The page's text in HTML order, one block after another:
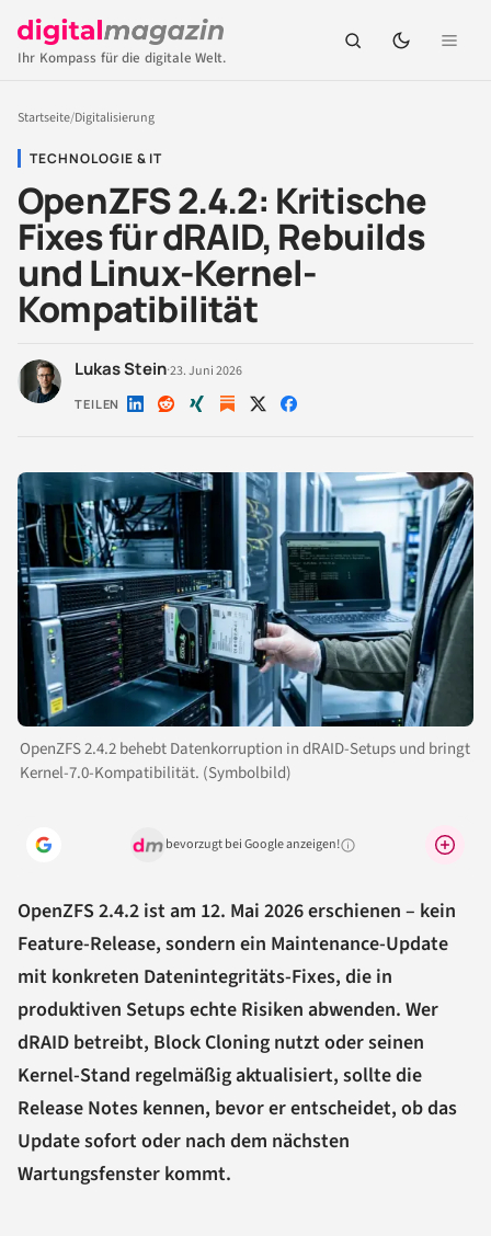
Ihr Kompass für die digitale Welt.
Startseite/Digitalisierung
TECHNOLOGIE & IT
OpenZFS 2.4.2: Kritische
Fixes für dRAID, Rebuilds
und Linux-Kernel-
Kompatibilität
Lukas Stein·23. Juni 2026
TEILEN Auf Auf Auf Auf Auf
OpenZFS 2.4.2 behebt Datenkorruption in dRAID-Setups und bringt
Kernel-7.0-Kompatibilität. (Symbolbild)
bevorzugt bei Google anzeigen!Warum lohnt sich das?
OpenZFS 2.4.2 ist am 12. Mai 2026 erschienen – kein
Feature-Release, sondern ein Maintenance-Update
mit konkreten Datenintegritäts-Fixes, die in
produktiven Setups echte Risiken abwenden. Wer
dRAID betreibt, Block Cloning nutzt oder seinen
Kernel-Stand regelmäßig aktualisiert, sollte die
Release Notes kennen, bevor er entscheidet, ob das
Update sofort oder nach dem nächsten
Wartungsfenster kommt.